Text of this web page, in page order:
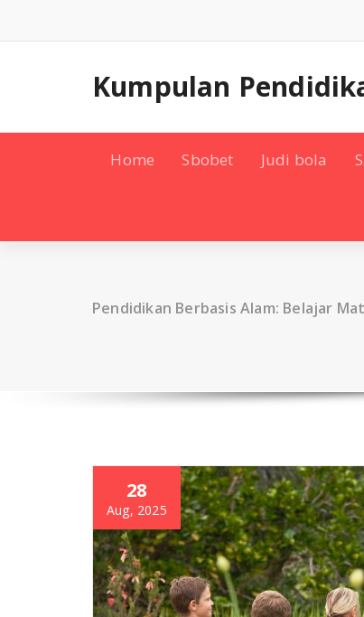
content
Kumpulan
Home Sbobet Judi bola
Pendidikan Berbasis Alam: Belajar
28
Aug, 2025